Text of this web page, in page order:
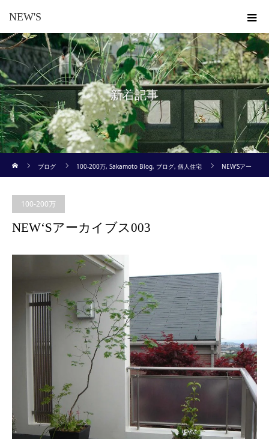
NEW'S
新着記事
ブログ
100-200万, Sakamoto Blog, ブログ, 個人住宅 NEW‘Sアー
100-200万
NEW‘Sアーカイブス003